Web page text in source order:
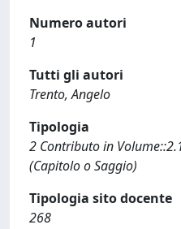
Numero autori
1
Tutti gli autori
Trento, Angelo
Tipologia
2 Contributo in
(Capitolo o Saggio)
Tipologia sito docente
268